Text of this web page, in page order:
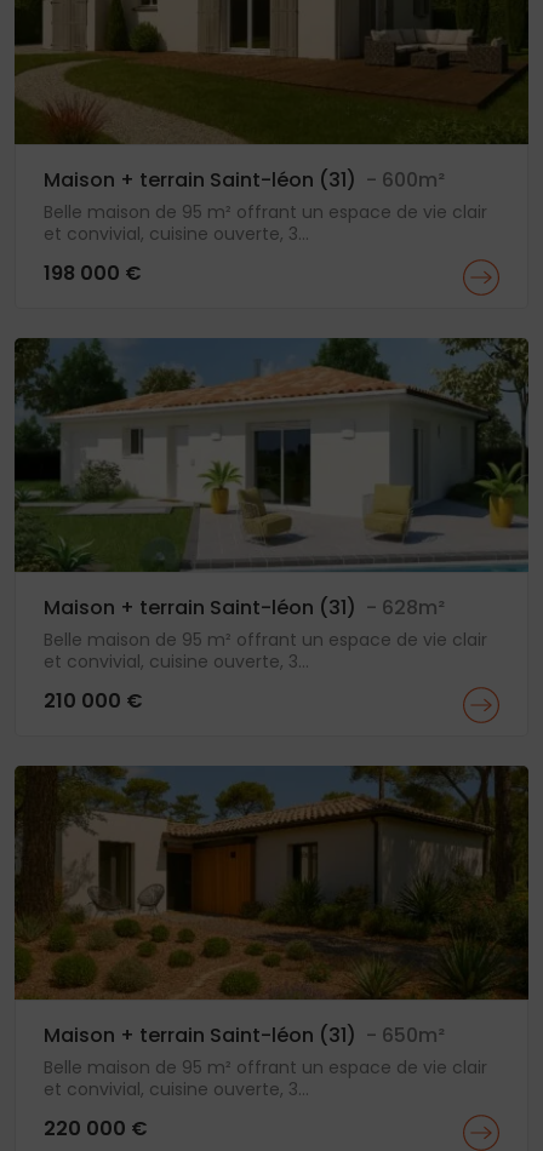
Maison + terrain Saint-léon (31) - 600m²
Belle maison de 95 m² offrant un espace de vie clair
et convivial, cuisine ouverte, 3...
198 000 €
Maison + terrain Saint-léon (31) - 628m²
Belle maison de 95 m² offrant un espace de vie clair
et convivial, cuisine ouverte, 3...
210 000 €
Maison + terrain Saint-léon (31) - 650m²
Belle maison de 95 m² offrant un espace de vie clair
et convivial, cuisine ouverte, 3...
220 000 €